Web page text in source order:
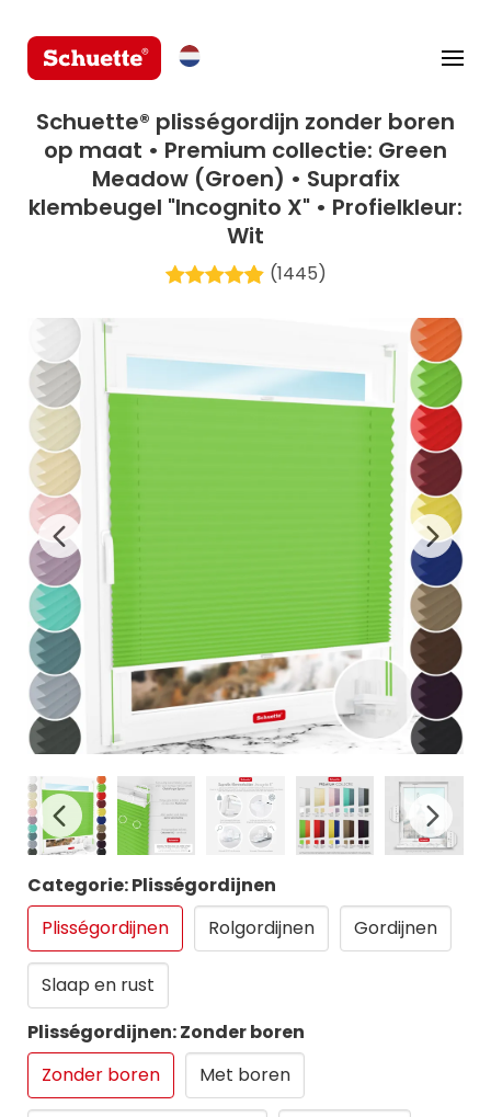
Schuette® plisségordijn zonder boren
op maat • Premium collectie: Green
Meadow (Groen) • Suprafix
klembeugel "Incognito X" • Profielkleur:
Wit
(1445)
Categorie: Plisségordijnen
Plisségordijnen
Rolgordijnen Gordijnen
Slaap en rust
Plisségordijnen: Zonder boren
Zonder boren
Met boren